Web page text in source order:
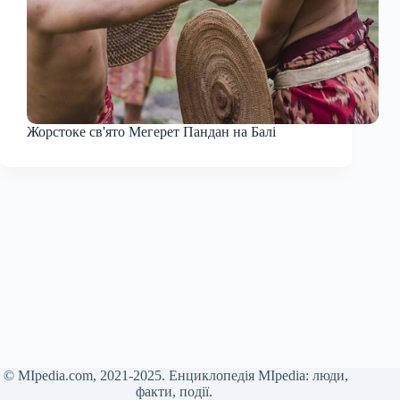
Жорстоке св'ято Мегерет Пандан на Балі
© MIpedia.com, 2021-2025. Енциклопедія MIpedia: люди,
факти, події.